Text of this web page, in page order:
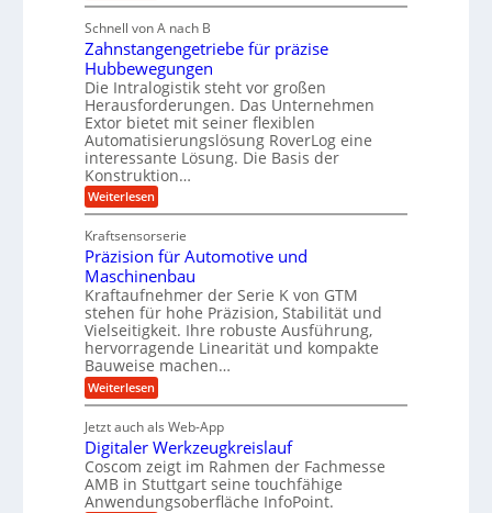
i
m
V
e
r
g
l
e
i
g
e
K
u
g
e
l
g
e
w
i
n
d
e
t
r
i
e
b
e
f
ü
r
r
g
r
t
U
m
s
a
t
z
n
d
A
u
f
t
r
a
s
e
i
n
M
e
h
r
A
r
b
e
i
t
s
l
o
s
e
,
w
e
n
i
g
e
r
S
t
Schnell von A nach B
Zahnstangengetriebe für präzise
Hubbewegungen
Die Intralogistik steht vor großen
Herausforderungen. Das Unternehmen
Extor bietet mit seiner flexiblen
Automatisierungslösung RoverLog eine
interessante Lösung. Die Basis der
Konstruktion…
Weiterlesen:
Z
h
n
s
t
a
n
g
e
n
g
e
t
r
i
e
b
e
f
Kraftsensorserie
Präzision für Automotive und
Maschinenbau
Kraftaufnehmer der Serie K von GTM
stehen für hohe Präzision, Stabilität und
Vielseitigkeit. Ihre robuste Ausführung,
hervorragende Linearität und kompakte
Bauweise machen…
Weiterlesen:
P
ä
z
i
s
i
o
Jetzt auch als Web-App
Digitaler Werkzeugkreislauf
Coscom zeigt im Rahmen der Fachmesse
AMB in Stuttgart seine touchfähige
Anwendungsoberfläche InfoPoint.